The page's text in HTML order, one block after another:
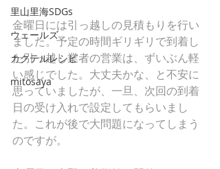
里山里海SDGs
ウェールズ
カクテルレシピ
mitosaya
金曜日には引っ越しの見積もりを行い
ました。予定の時間ギリギリで到着し
た引っ越し業者の営業は、ずいぶん軽
い感じでした。大丈夫かな、と不安に
思っていましたが、一旦、次回の到着
日の受け入れで設定してもらいまし
た。これが後で大問題になってしまう
のですが。